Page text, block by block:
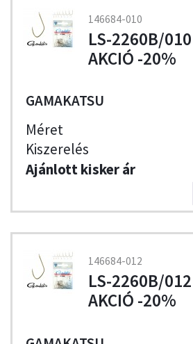
146684-010
LS-2260B/
AKCIÓ -20%
GAMAKATSU
146684-012
LS-2260B/
AKCIÓ -20%